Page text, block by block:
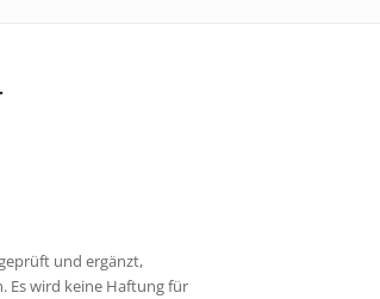
und ergänzt,
Es wird keine Haftung für